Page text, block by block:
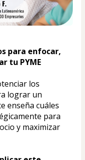
para enfocar,
tu PYME
los
lograr un
enseña cuáles
para
y maximizar